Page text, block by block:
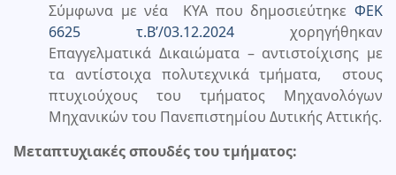
Σύμφωνα με νέα ΚΥΑ που δημοσιεύτηκε ΦΕΚ
6625 τ.Β’/03.12.2024 χορηγήθηκαν
Επαγγελματικά Δικαιώματα – αντιστοίχισης με
τα αντίστοιχα πολυτεχνικά τμήματα, στους
πτυχιούχους του τμήματος Μηχανολόγων
Μηχανικών του Πανεπιστημίου Δυτικής Αττικής.
Μεταπτυχιακές σπουδές του τμήματος: